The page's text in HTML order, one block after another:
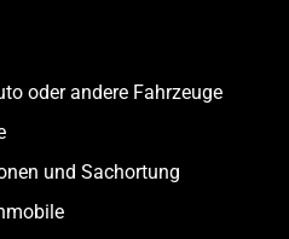
oder andere Fahrzeuge
und Sachortung